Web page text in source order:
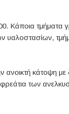
Κάποια τμήματα
υαλοστασίων,
κάτοψη με
των